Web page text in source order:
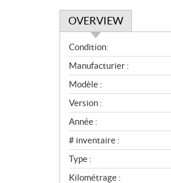
OVERVIEW
O
v
e
r
v
i
e
w
Condition:
Manufacturier :
Modèle :
Version :
Année :
# inventaire :
Type :
Kilométrage :